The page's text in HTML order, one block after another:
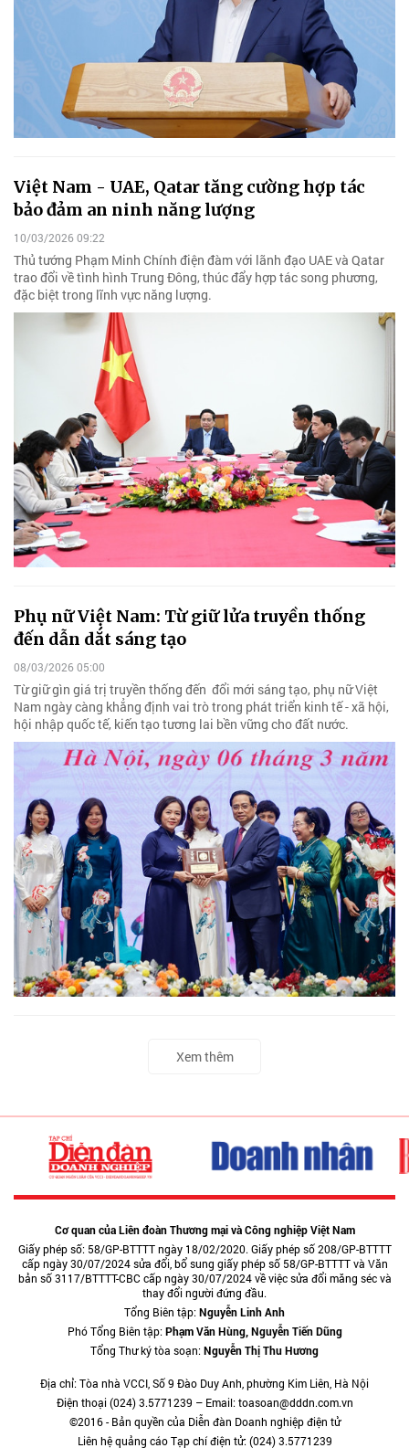
Việt Nam - UAE, Qatar tăng cường hợp tác
bảo đảm an ninh năng lượng
10/03/2026 09:22
Thủ tướng Phạm Minh Chính điện đàm với lãnh đạo UAE và Qatar
trao đổi về tình hình Trung Đông, thúc đẩy hợp tác song phương,
đặc biệt trong lĩnh vực năng lượng.
Phụ nữ Việt Nam: Từ giữ lửa truyền thống
đến dẫn dắt sáng tạo
08/03/2026 05:00
Từ giữ gìn giá trị truyền thống đến đổi mới sáng tạo, phụ nữ Việt
Nam ngày càng khẳng định vai trò trong phát triển kinh tế - xã hội,
hội nhập quốc tế, kiến tạo tương lai bền vững cho đất nước.
Xem thêm
Cơ quan của Liên đoàn Thương mại và Công nghiệp Việt Nam
Giấy phép số: 58/GP-BTTTT ngày 18/02/2020. Giấy phép số 208/GP-BTTTT
cấp ngày 30/07/2024 sửa đổi, bổ sung giấy phép số 58/GP-BTTTT và Văn
bản số 3117/BTTTT-CBC cấp ngày 30/07/2024 về việc sửa đổi măng séc và
thay đổi người đứng đầu.
Tổng Biên tập:Nguyễn Linh Anh
Phó Tổng Biên tập:Phạm Văn Hùng, Nguyễn Tiến Dũng
Tổng Thư ký tòa soạn:Nguyễn Thị Thu Hương
Địa chỉ: Tòa nhà VCCI, Số 9 Đào Duy Anh, phường Kim Liên, Hà Nội
Điện thoại (024) 3.5771239 – Email: toasoan@dddn.com.vn
©2016 - Bản quyền của Diễn đàn Doanh nghiệp điện tử
Liên hệ quảng cáo Tạp chí điện tử: (024) 3.5771239